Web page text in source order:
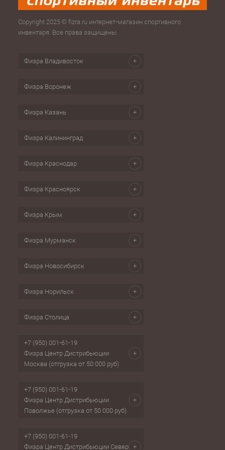
Copyright 2025 © fizra.ru интернет-магазин спортивного
инвентаря. Все права защищены.
Физра Владивосток
Физра Воронеж
Физра Казань
Физра Калининград
Физра Краснодар
Физра Красноярск
Физра Крым
Физра Мурманск
Физра Новосибирск
Физра Норильск
Физра Столица
+7 (950) 001-61-19
Физра Центр Дистрибьюции
Москва (отгрузка от 50 000 руб)
+7 (950) 001-61-19
Физра Центр Дистрибьюции
Поволжье (отгрузка от 50 000 руб)
+7 (950) 001-61-19
Физра Центр Дистрибьюции Север